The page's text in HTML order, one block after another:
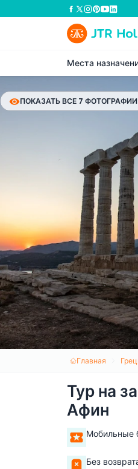
Места
ПОКАЗАТЬ ВСЕ 7 ФОТОГРАФИИ
Главная
Тур на
Афин
Мобильные
Без